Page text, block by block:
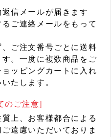
信メールが届きます
ご連絡メールをもって
ご注文番号ごとに送料
。一度に複数商品をご
ッピングカートに入れ
たします。
のご注意]
上、お客様都合による
遠慮いただいておりま